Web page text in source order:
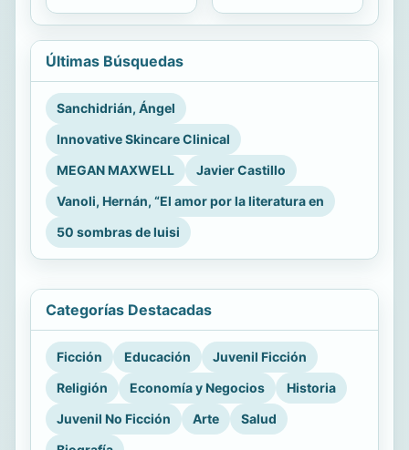
Últimas Búsquedas
Sanchidrián, Ángel
Innovative Skincare Clinical
MEGAN MAXWELL
Javier Castillo
Vanoli, Hernán, “El amor por la literatura en
50 sombras de luisi
Categorías Destacadas
Ficción Educación
Juvenil Ficción
Religión
Economía y Negocios
Historia
Juvenil No Ficción
Arte
Salud